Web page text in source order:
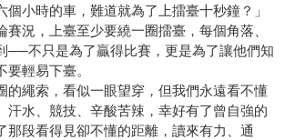
個小時的車，難道就為了上擂臺十秒鐘？」
賽況，上臺至少要繞一圈擂臺，每個角落、
──不只是為了贏得比賽，更是為了讓他們知
輕易下臺。
的繩索，看似一眼望穿，但我們永遠看不懂
汗水、競技、辛酸苦辣，幸好有了曾自強的
那段看得見卻不懂的距離，讀來有力、通